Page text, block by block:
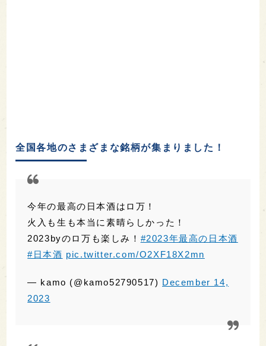
全国各地のさまざまな銘柄が集まりました！
今年の最高の日本酒はロ万！
火入も生も本当に素晴らしかった！
2023byのロ万も楽しみ！
#2023年最高の日本酒
#日本酒